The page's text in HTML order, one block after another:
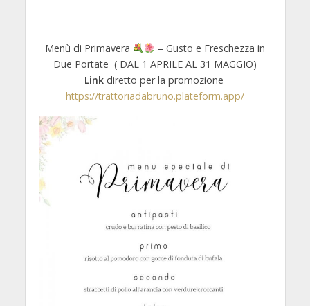
Menù di Primavera
– Gusto e Freschezza in
Due Portate ( DAL 1 APRILE AL 31 MAGGIO)
Linkdiretto per la promozione
https://trattoriadabruno.plateform.app/